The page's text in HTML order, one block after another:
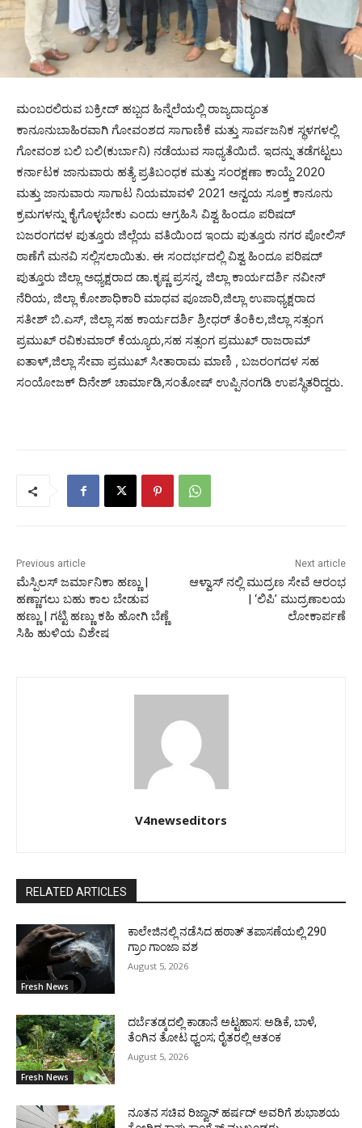
ಮಂಬರಲಿರುವ ಬಕ್ರೀದ್ ಹಬ್ಬದ ಹಿನ್ನೆಲೆಯಲ್ಲಿ ರಾಜ್ಯದಾದ್ಯಂತ
ಕಾನೂನುಬಾಹಿರವಾಗಿ ಗೋವಂಶದ ಸಾಗಾಣಿಕೆ ಮತ್ತು ಸಾರ್ವಜನಿಕ ಸ್ಥಳಗಳಲ್ಲಿ
ಗೋವಂಶ ಬಲಿ ಬಲಿ(ಕುರ್ಬಾನಿ) ನಡೆಯುವ ಸಾಧ್ಯತೆಯಿದೆ. ಇದನ್ನು ತಡೆಗಟ್ಟಲು
ಕರ್ನಾಟಕ ಜಾನುವಾರು ಹತ್ಯೆ ಪ್ರತಿಬಂಧಕ ಮತ್ತು ಸಂರಕ್ಷಣಾ ಕಾಯ್ದೆ 2020
ಮತ್ತು ಜಾನುವಾರು ಸಾಗಾಟ ನಿಯಮಾವಳಿ 2021 ಅನ್ವಯ ಸೂಕ್ತ ಕಾನೂನು
ಕ್ರಮಗಳನ್ನು ಕೈಗೊಳ್ಳಬೇಕು ಎಂದು ಆಗ್ರಹಿಸಿ ವಿಶ್ವ ಹಿಂದೂ ಪರಿಷದ್‌
ಬಜರಂಗದಳ ಪುತ್ತೂರು ಜಿಲ್ಲೆಯ ವತಿಯಿಂದ ಇಂದು ಪುತ್ತೂರು ನಗರ ಪೋಲಿಸ್
ಠಾಣೆಗೆ ಮನವಿ ಸಲ್ಲಿಸಲಾಯಿತು. ಈ ಸಂದರ್ಭದಲ್ಲಿ ವಿಶ್ವ ಹಿಂದೂ ಪರಿಷದ್‌
ಪುತ್ತೂರು ಜಿಲ್ಲಾ ಅಧ್ಯಕ್ಷರಾದ ಡಾ.ಕೃಷ್ಣ ಪ್ರಸನ್ನ, ಜಿಲ್ಲಾ ಕಾರ್ಯದರ್ಶಿ ನವೀನ್
ನೆರಿಯ, ಜಿಲ್ಲಾ ಕೋಶಾಧಿಕಾರಿ ಮಾಧವ ಪೂಜಾರಿ,ಜಿಲ್ಲಾ ಉಪಾಧ್ಯಕ್ಷರಾದ
ಸತೀಶ್ ಬಿ.ಎಸ್, ಜಿಲ್ಲಾ ಸಹ ಕಾರ್ಯದರ್ಶಿ ಶ್ರೀಧರ್ ತೆಂಕಿಲ,ಜಿಲ್ಲಾ ಸತ್ಸಂಗ
ಪ್ರಮುಖ್ ರವಿಕುಮಾರ್ ಕೆಯ್ಯೂರು,ಸಹ ಸತ್ಸಂಗ ಪ್ರಮುಖ್ ರಾಜರಾಮ್
ಐತಾಳ್,ಜಿಲ್ಲಾ ಸೇವಾ ಪ್ರಮುಖ್ ಸೀತಾರಾಮ ಮಾಣಿ , ಬಜರಂಗದಳ ಸಹ
ಸಂಯೋಜಕ್ ದಿನೇಶ್ ಚಾರ್ಮಾಡಿ,ಸಂತೋಷ್ ಉಪ್ಪಿನಂಗಡಿ ಉಪಸ್ಥಿತರಿದ್ದರು.
Previous article
ಮೆಸ್ಪಿಲಸ್ ಜರ್ಮಾನಿಕಾ ಹಣ್ಣು |
ಹಣ್ಣಾಗಲು ಬಹು ಕಾಲ ಬೇಡುವ
ಹಣ್ಣು | ಗಟ್ಟಿ ಹಣ್ಣು ಕಹಿ ಹೋಗಿ ಬೆಣ್ಣೆ
ಸಿಹಿ ಹುಳಿಯ ವಿಶೇಷ
Next article
ಆಳ್ವಾಸ್‌ ನಲ್ಲಿ ಮುದ್ರಣ ಸೇವೆ ಆರಂಭ
| ‘ಲಿಪಿ’ ಮುದ್ರಣಾಲಯ
ಲೋಕಾರ್ಪಣೆ
V4newseditors
RELATED ARTICLES
Fresh News
ಕಾಲೇಜಿನಲ್ಲಿ ನಡೆಸಿದ ಹಠಾತ್ ತಪಾಸಣೆಯಲ್ಲಿ 290
ಗ್ರಾಂ ಗಾಂಜಾ ವಶ
August 5, 2026
Fresh News
ದರ್ಬೆತಡ್ಕದಲ್ಲಿ ಕಾಡಾನೆ ಅಟ್ಟಹಾಸ: ಅಡಿಕೆ, ಬಾಳೆ,
ತೆಂಗಿನ ತೋಟ ಧ್ವಂಸ; ರೈತರಲ್ಲಿ ಆತಂಕ
August 5, 2026
ನೂತನ ಸಚಿವ ರಿಜ್ವಾನ್ ಹರ್ಷದ್ ಅವರಿಗೆ ಶುಭಾಶಯ